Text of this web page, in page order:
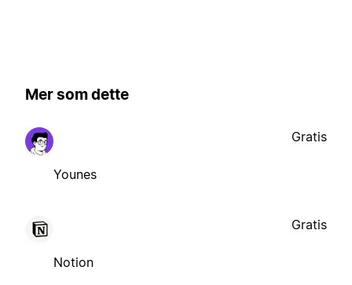
Mer som dette
Younes
Gratis
Notion
Gratis